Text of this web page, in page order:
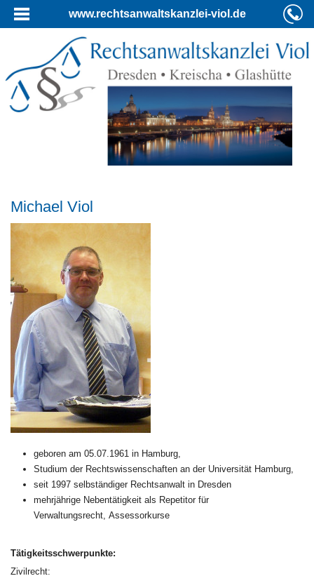
www.rechtsanwaltskanzlei-viol.de
Michael Viol
geboren am 05.07.1961 in Hamburg,
Studium der Rechtswissenschaften an der Universität Hamburg,
seit 1997 selbständiger Rechtsanwalt in Dresden
mehrjährige Nebentätigkeit als Repetitor für
Verwaltungsrecht, Assessorkurse
Tätigkeitsschwerpunkte:
Zivilrecht: